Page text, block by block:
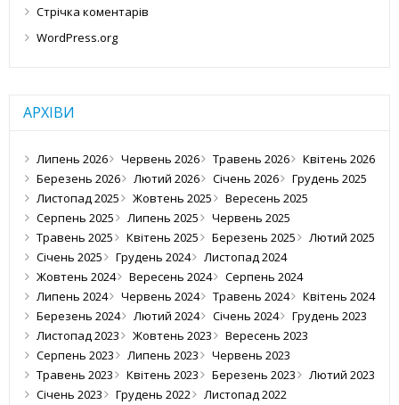
Стрічка коментарів
WordPress.org
АРХІВИ
Липень 2026 Червень 2026 Травень 2026
Квітень 2026
Березень 2026
Лютий 2026 Січень 2026
Грудень 2025
Листопад 2025
Жовтень 2025
Вересень 2025
Серпень 2025
Липень 2025
Червень 2025
Травень 2025
Квітень 2025 Березень 2025
Лютий 2025
Січень 2025
Грудень 2024
Листопад 2024
Жовтень 2024
Вересень 2024
Серпень 2024
Липень 2024
Червень 2024 Травень 2024
Квітень 2024
Березень 2024
Лютий 2024 Січень 2024
Грудень 2023
Листопад 2023
Жовтень 2023
Вересень 2023
Серпень 2023
Липень 2023
Червень 2023
Травень 2023
Квітень 2023 Березень 2023
Лютий 2023
Січень 2023
Грудень 2022
Листопад 2022